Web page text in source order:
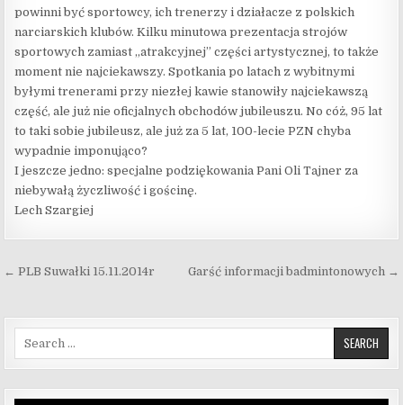
powinni być sportowcy, ich trenerzy i działacze z polskich
narciarskich klubów. Kilku minutowa prezentacja strojów
sportowych zamiast „atrakcyjnej” części artystycznej, to także
moment nie najciekawszy. Spotkania po latach z wybitnymi
byłymi trenerami przy niezłej kawie stanowiły najciekawszą
część, ale już nie oficjalnych obchodów jubileuszu. No cóż, 95 lat
to taki sobie jubileusz, ale już za 5 lat, 100-lecie PZN chyba
wypadnie imponująco?
I jeszcze jedno: specjalne podziękowania Pani Oli Tajner za
niebywałą życzliwość i gościnę.
Lech Szargiej
Nawigacja wpisuGarść informacji badmintonowych →
← PLB Suwałki 15.11.2014r
Search for: